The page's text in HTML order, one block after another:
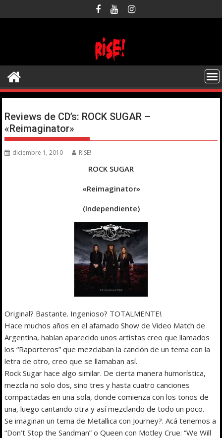
al
Reviews de CD’s: ROCK SUGAR –
«Reimaginator»
diciembre 1, 2010 RISE!
ROCK SUGAR
«Reimaginator»
(Independiente)
Original? Bastante. Ingenioso? TOTALMENTE!.
Hace muchos años en el afamado Show de Video Match de
Argentina, habían aparecido unos artistas creo que llamados
los “Raporteros” que mezclaban la canción de un tema con la
letra de otro, creo que se llamaban así.
Rock Sugar hace algo similar. De cierta manera humorística,
mezcla no solo dos, sino tres y hasta cuatro canciones
compactadas en una sola, donde comienza con los tonos de
una, luego cantando otra y así mezclando de todo un poco.
Se imaginan un tema de Metallica con Journey?. Acá tenemos a
“Don’t Stop the Sandman” o Queen con Motley Crue: “We Will